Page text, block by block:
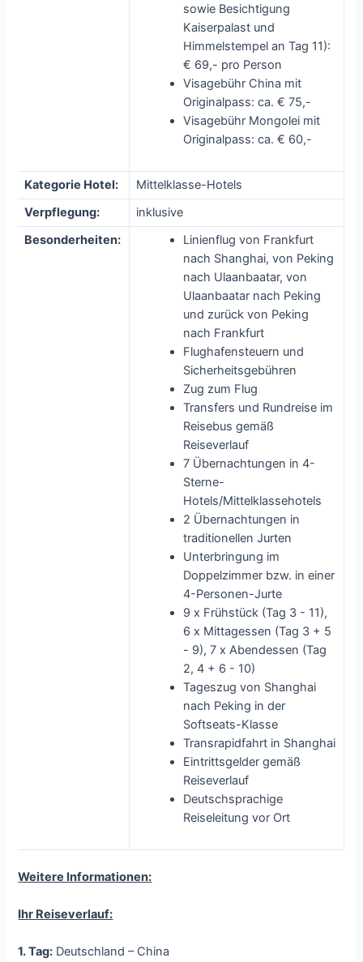
sowie Besichtigung
Kaiserpalast und
Himmelstempel an Tag 11):
€ 69,- pro Person
Visagebühr China mit
Originalpass: ca. € 75,-
Visagebühr Mongolei mit
Originalpass: ca. € 60,-
Kategorie Hotel:
Mittelklasse-Hotels
Verpflegung:
inklusive
Besonderheiten:
Linienflug von Frankfurt
nach Shanghai, von Peking
nach Ulaanbaatar, von
Ulaanbaatar nach Peking
und zurück von Peking
nach Frankfurt
Flughafensteuern und
Sicherheitsgebühren
Zug zum Flug
Transfers und Rundreise im
Reisebus gemäß
Reiseverlauf
7 Übernachtungen in 4-
Sterne-
Hotels/Mittelklassehotels
2 Übernachtungen in
traditionellen Jurten
Unterbringung im
Doppelzimmer bzw. in einer
4-Personen-Jurte
9 x Frühstück (Tag 3 - 11),
6 x Mittagessen (Tag 3 + 5
- 9), 7 x Abendessen (Tag
2, 4 + 6 - 10)
Tageszug von Shanghai
nach Peking in der
Softseats-Klasse
Transrapidfahrt in Shanghai
Eintrittsgelder gemäß
Reiseverlauf
Deutschsprachige
Reiseleitung vor Ort
Weitere Informationen:
Ihr Reiseverlauf:
1. Tag: Deutschland – China